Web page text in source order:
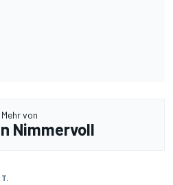
Mehr von
Nimmervoll
T.